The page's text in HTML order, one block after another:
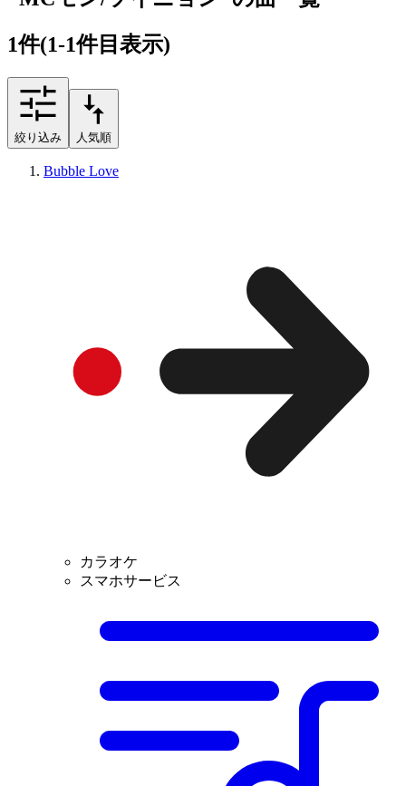
1件(1-1件目表示)
絞り込み 人気順
Bubble Love
カラオケ
スマホサービス